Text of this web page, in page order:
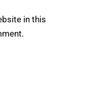
in this